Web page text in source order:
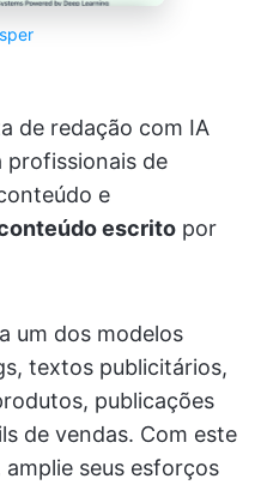
de redação com IA
profissionais de
e
escrito por
um dos modelos
textos publicitários,
publicações
de vendas. Com este
seus esforços